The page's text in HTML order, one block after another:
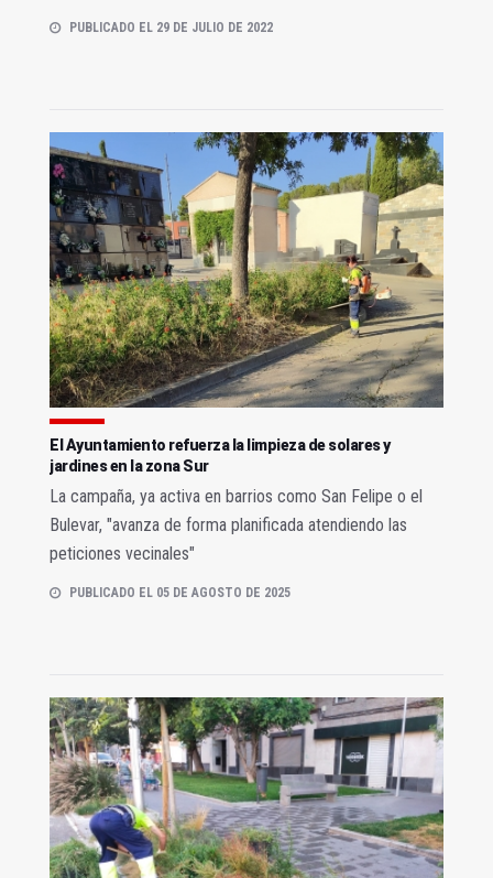
PUBLICADO EL 29 DE JULIO DE 2022
El Ayuntamiento refuerza la limpieza de solares y
jardines en la zona Sur
La campaña, ya activa en barrios como San Felipe o el
Bulevar, "avanza de forma planificada atendiendo las
peticiones vecinales"
PUBLICADO EL 05 DE AGOSTO DE 2025